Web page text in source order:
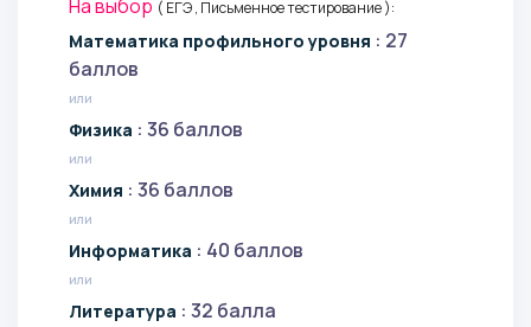
На выбор ( ЕГЭ , Письменное тестирование ):
Математика профильного уровня : 27
баллов
или
Физика : 36 баллов
или
Химия : 36 баллов
или
Информатика : 40 баллов
или
Литература : 32 балла